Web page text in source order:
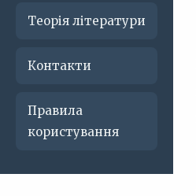
Теорія літератури
Контакти
Правила
користування